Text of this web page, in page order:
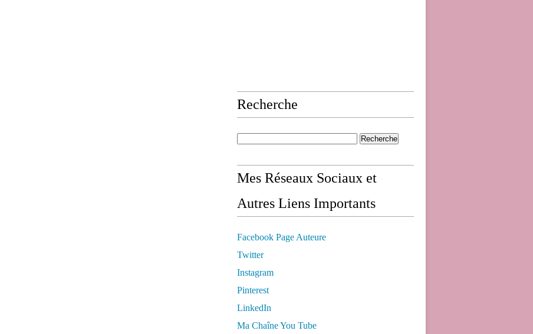
Recherche
Mes Réseaux Sociaux et
Autres Liens Importants
Facebook Page Auteure
Twitter
Instagram
Pinterest
LinkedIn
Ma Chaîne You Tube